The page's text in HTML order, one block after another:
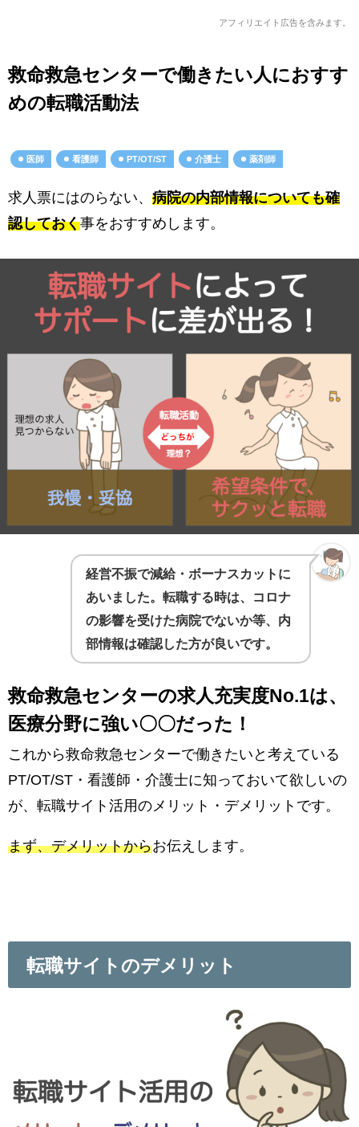
アフィリエイト広告を含みます。
救命救急センターで働きたい人におすす
めの転職活動法
医師 看護師 PT/OT/ST 介護士 薬剤師
求人票にはのらない、 病院の内部情報についても確
認しておく事をおすすめします。
経営不振で減給・ボーナスカットに
あいました。転職する時は、コロナ
の影響を受けた病院でないか等、内
部情報は確認した方が良いです。
救命救急センターの求人充実度No.1は、
医療分野に強い〇〇だった！
これから救命救急センターで働きたいと考えている
PT/OT/ST・看護師・介護士に知っておいて欲しいの
が、転職サイト活用のメリット・デメリットです。
まず、デメリットからお伝えします。
転職サイトのデメリット